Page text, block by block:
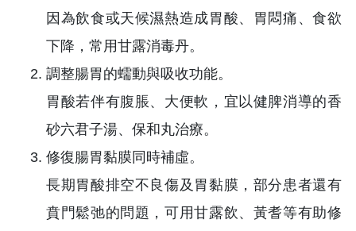
因為飲食或天候濕熱造成胃酸、胃悶痛、食欲
下降，常用甘露消毒丹。
調整腸胃的蠕動與吸收功能。
胃酸若伴有腹脹、大便軟，宜以健脾消導的香
砂六君子湯、保和丸治療。
修復腸胃黏膜同時補虛。
長期胃酸排空不良傷及胃黏膜，部分患者還有
賁門鬆弛的問題，可用甘露飲、黃耆等有助修